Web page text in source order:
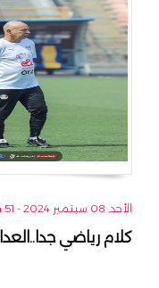
الأحد, 08 سبتمبر 2024 - 04:51 م
كلام رياضي